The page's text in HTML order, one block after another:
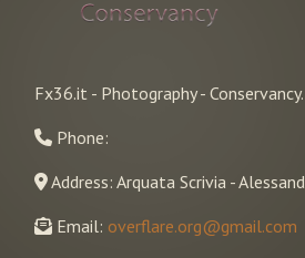
Fx36.it - Photography - Conservancy.
Phone:
Address: Arquata Scrivia -
Email: overflare.org@gmail.com